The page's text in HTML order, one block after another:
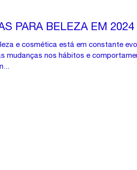
PARA BELEZA EM 2024
e cosmética está em constante
mudanças nos hábitos e